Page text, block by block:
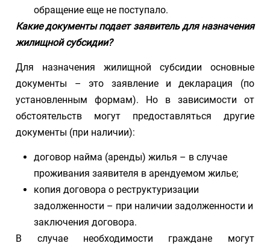
обращение еще не поступало.
Какие документы подает заявитель для назначения
жилищной субсидии?
Для назначения жилищной субсидии основные
документы – это заявление и декларация (по
установленным формам). Но в зависимости от
обстоятельств могут предоставляться другие
документы (при наличии):
договор найма (аренды) жилья – в случае
проживания заявителя в арендуемом жилье;
копия договора о реструктуризации
задолженности – при наличии задолженности и
заключения договора.
В случае необходимости граждане могут